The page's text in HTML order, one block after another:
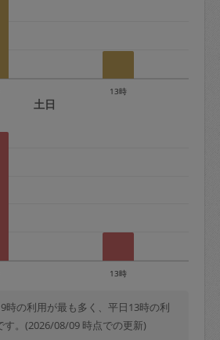
料金の設定について：
13時
土日
13時
時の利用が最も多く、平日13時の利
す。(2026/08/09 時点での更新)